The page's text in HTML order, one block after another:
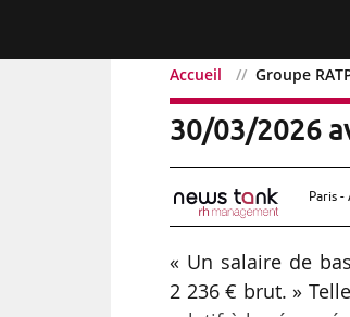
Accueil Groupe
Exclusif
30/03/2026
Paris
« Un salaire de
2 236 € brut. »